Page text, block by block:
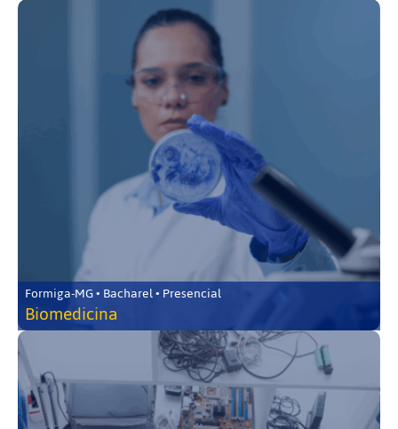
Formiga-MG • Bacharel • Presencial
Biomedicina